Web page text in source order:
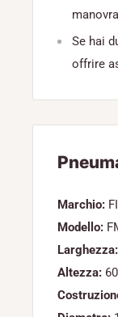
Se hai
offrire
Marchio:
Modello:
Larghezza:
Altezza: 60